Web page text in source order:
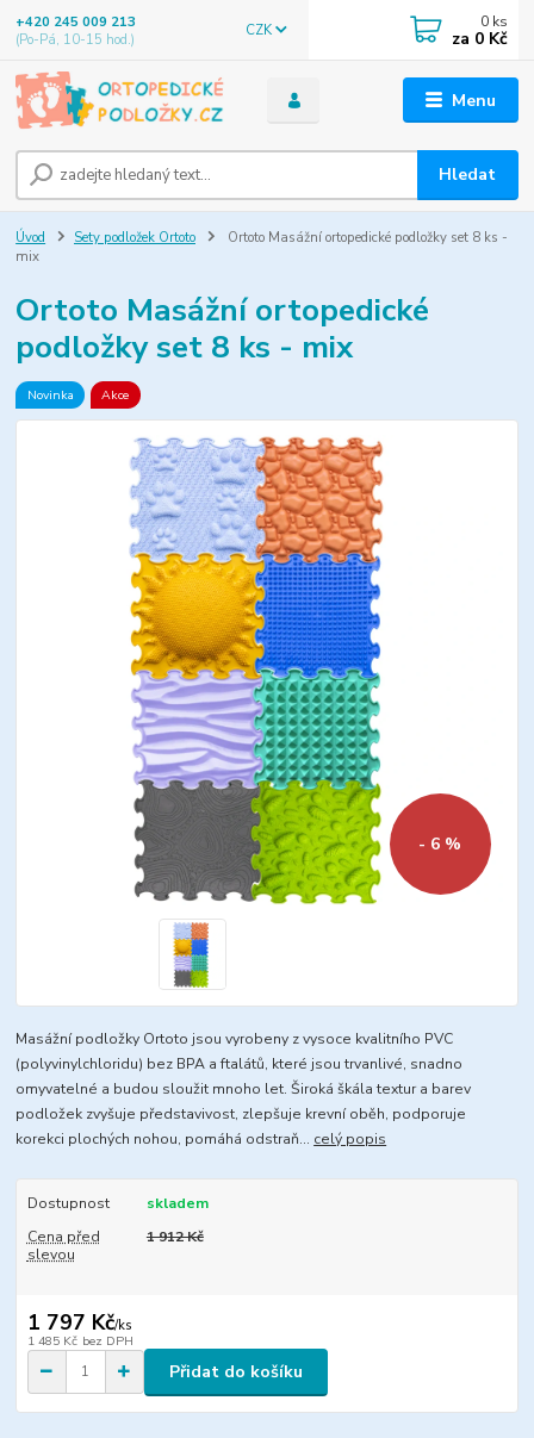
Menu
CZK
Hledat
+420 245 009 213
(Po-Pá, 10-15 hod.)
0 ks
za 0 Kč
Úvod Sety podložek Ortoto
Ortoto Masážní ortopedické podložky set 8 ks -
mix
Ortoto Masážní ortopedické
podložky set 8 ks - mix
Novinka Akce
- 6 %
Masážní podložky Ortoto jsou vyrobeny z vysoce kvalitního PVC
(polyvinylchloridu) bez BPA a ftalátů, které jsou trvanlivé, snadno
omyvatelné a budou sloužit mnoho let. Široká škála textur a barev
podložek zvyšuje představivost, zlepšuje krevní oběh, podporuje
korekci plochých nohou, pomáhá odstraň... celý popis
Dostupnost
skladem
Cena před
slevou
1 912 Kč
1 797 Kč/ks
1 485 Kč bez DPH
Přidat do košíku